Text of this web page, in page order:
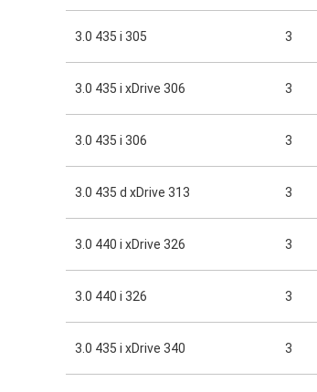
3.0 435 i 305 3
3.0 435 i xDrive 306 3
3.0 435 i 306 3
3.0 435 d xDrive 313 3
3.0 440 i xDrive 326 3
3.0 440 i 326 3
3.0 435 i xDrive 340 3